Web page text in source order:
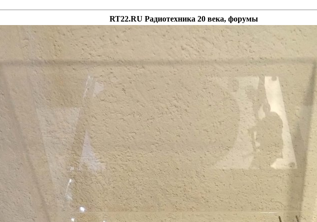
RT22.RU Радиотехника 20 века, форумы